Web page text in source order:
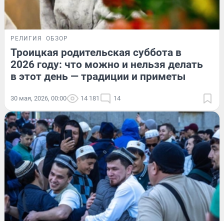
РЕЛИГИЯ ОБЗОР
Троицкая родительская суббота в
2026 году: что можно и нельзя делать
в этот день — традиции и приметы
30 мая, 2026, 00:00 14 181 14